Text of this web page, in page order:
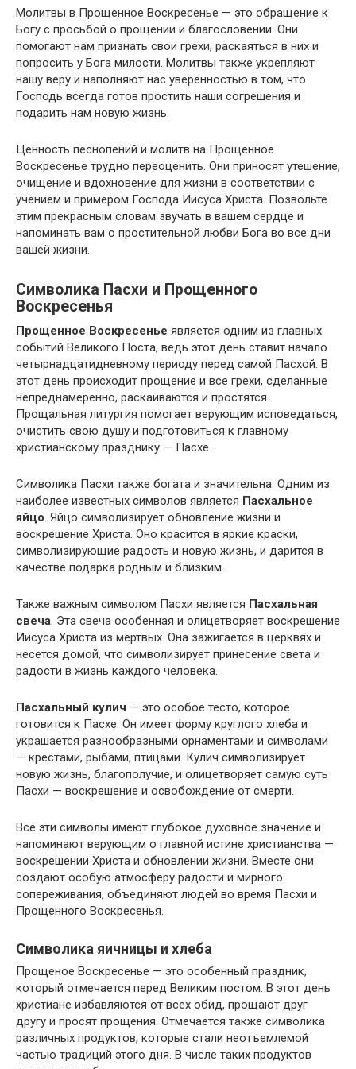
Молитвы в Прощенное Воскресенье — это обращение к
Богу с просьбой о прощении и благословении. Они
помогают нам признать свои грехи, раскаяться в них и
попросить у Бога милости. Молитвы также укрепляют
нашу веру и наполняют нас уверенностью в том, что
Господь всегда готов простить наши согрешения и
подарить нам новую жизнь.
Ценность песнопений и молитв на Прощенное
Воскресенье трудно переоценить. Они приносят утешение,
очищение и вдохновение для жизни в соответствии с
учением и примером Господа Иисуса Христа. Позвольте
этим прекрасным словам звучать в вашем сердце и
напоминать вам о простительной любви Бога во все дни
вашей жизни.
Символика Пасхи и Прощенного
Воскресенья
Прощенное Воскресенье является одним из главных
событий Великого Поста, ведь этот день ставит начало
четырнадцатидневному периоду перед самой Пасхой. В
этот день происходит прощение и все грехи, сделанные
непреднамеренно, раскаиваются и простятся.
Прощальная литургия помогает верующим исповедаться,
очистить свою душу и подготовиться к главному
христианскому празднику — Пасхе.
Символика Пасхи также богата и значительна. Одним из
наиболее известных символов является Пасхальное
яйцо. Яйцо символизирует обновление жизни и
воскрешение Христа. Оно красится в яркие краски,
символизирующие радость и новую жизнь, и дарится в
качестве подарка родным и близким.
Также важным символом Пасхи является Пасхальная
свеча. Эта свеча особенная и олицетворяет воскрешение
Иисуса Христа из мертвых. Она зажигается в церквях и
несется домой, что символизирует принесение света и
радости в жизнь каждого человека.
Пасхальный кулич — это особое тесто, которое
готовится к Пасхе. Он имеет форму круглого хлеба и
украшается разнообразными орнаментами и символами
— крестами, рыбами, птицами. Кулич символизирует
новую жизнь, благополучие, и олицетворяет самую суть
Пасхи — воскрешение и освобождение от смерти.
Все эти символы имеют глубокое духовное значение и
напоминают верующим о главной истине христианства —
воскрешении Христа и обновлении жизни. Вместе они
создают особую атмосферу радости и мирного
сопереживания, объединяют людей во время Пасхи и
Прощенного Воскресенья.
Символика яичницы и хлеба
Прощеное Воскресенье — это особенный праздник,
который отмечается перед Великим постом. В этот день
христиане избавляются от всех обид, прощают друг
другу и просят прощения. Отмечается также символика
различных продуктов, которые стали неотъемлемой
частью традиций этого дня. В числе таких продуктов